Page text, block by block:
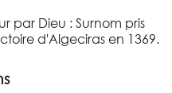
par Dieu : Surnom pris
d'Algeciras en 1369.